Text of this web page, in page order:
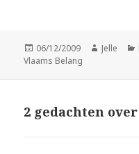
Geplaatst
op
06/12/2009 Auteur
Jelle
Vlaams Belang
2 gedachten